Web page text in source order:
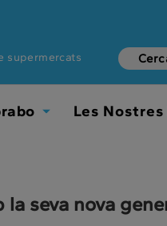
supermercats
Les
seva nova